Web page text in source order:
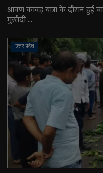
श्रावण कांवड़ यात्रा के दौरान
मुस्तैदी ...
उत्तर प्रदेश